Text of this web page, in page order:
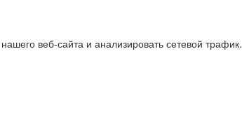
веб-сайта и анализировать сетевой трафик.